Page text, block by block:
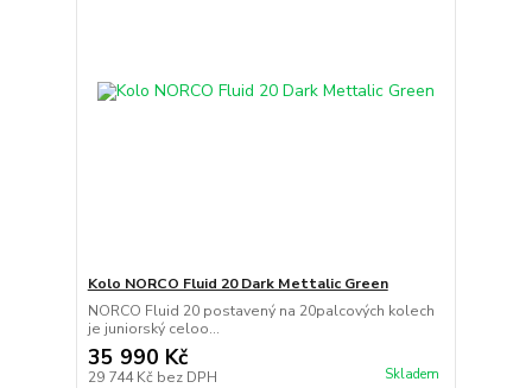
Kolo NORCO Fluid 20 Dark Mettalic Green
NORCO Fluid 20 postavený na 20palcových kolech
je juniorský celoo...
35 990 Kč
29 744 Kč bez DPH Skladem